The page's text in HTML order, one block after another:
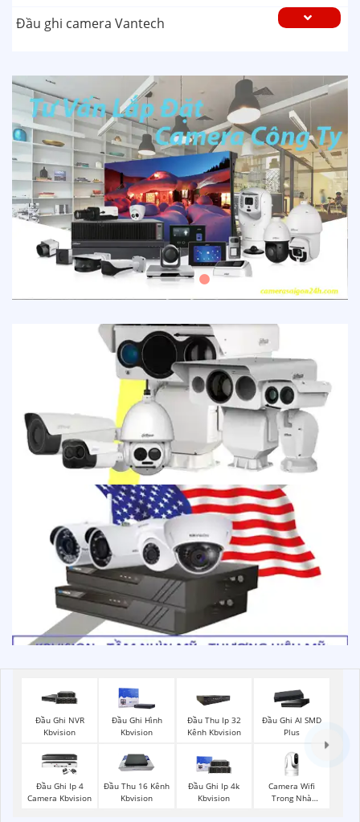
Đầu ghi camera Vantech
Đầu Ghi NVR
Kbvision
Đầu Ghi Hình
Kbvision
Đầu Thu Ip 32
Kênh Kbvision
Đầu Ghi AI SMD
Plus
Đầu Ghi Ip 4
Camera Kbvision
Đầu Thu 16 Kênh
Kbvision
Đầu Ghi Ip 4k
Kbvision
Camera Wifi
Trong Nhà